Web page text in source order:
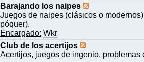
Barajando los naipes
Juegos de naipes (clásicos o
póquer).
Encargado: Wkr
Club de los acertijos
Acertijos, juegos de ingenio,